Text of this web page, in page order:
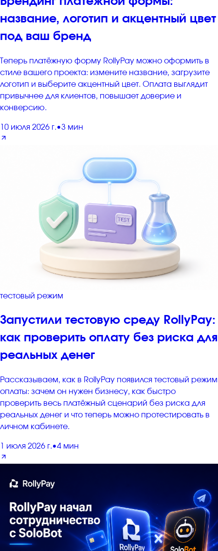
название, логотип и акцентный цвет
под ваш бренд
Теперь платёжную форму RollyPay можно оформить в
стиле вашего проекта: измените название, загрузите
логотип и выберите акцентный цвет. Оплата выглядит
привычнее для клиентов, повышает доверие и
конверсию.
10 июля 2026 г.•3 мин
тестовый режим
Запустили тестовую среду RollyPay:
как проверить оплату без риска для
реальных денег
Рассказываем, как в RollyPay появился тестовый режим
оплаты: зачем он нужен бизнесу, как быстро
проверить весь платёжный сценарий без риска для
реальных денег и что теперь можно протестировать в
личном кабинете.
1 июля 2026 г.•4 мин